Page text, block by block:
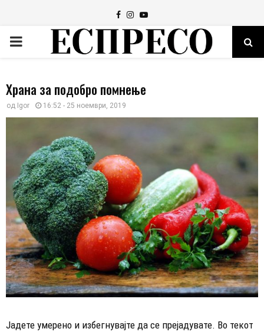
Facebook
Instagram
Youtube
PRIMARY
Храна за подобро помнење
од Igor 16:52 - 25 ноември, 2019
Јадете умерено и избегнувајте да се прејадувате. Во текот